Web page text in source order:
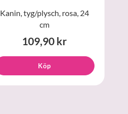
Kanin, tyg/plysch, rosa, 24
cm
109,90 kr
Köp